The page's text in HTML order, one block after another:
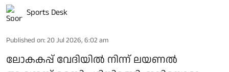
Sports Desk
Published on: 20 Jul 2026, 6:02 am
ലോകകപ്പ് വേദിയിൽ നിന്ന് ലയണൽ